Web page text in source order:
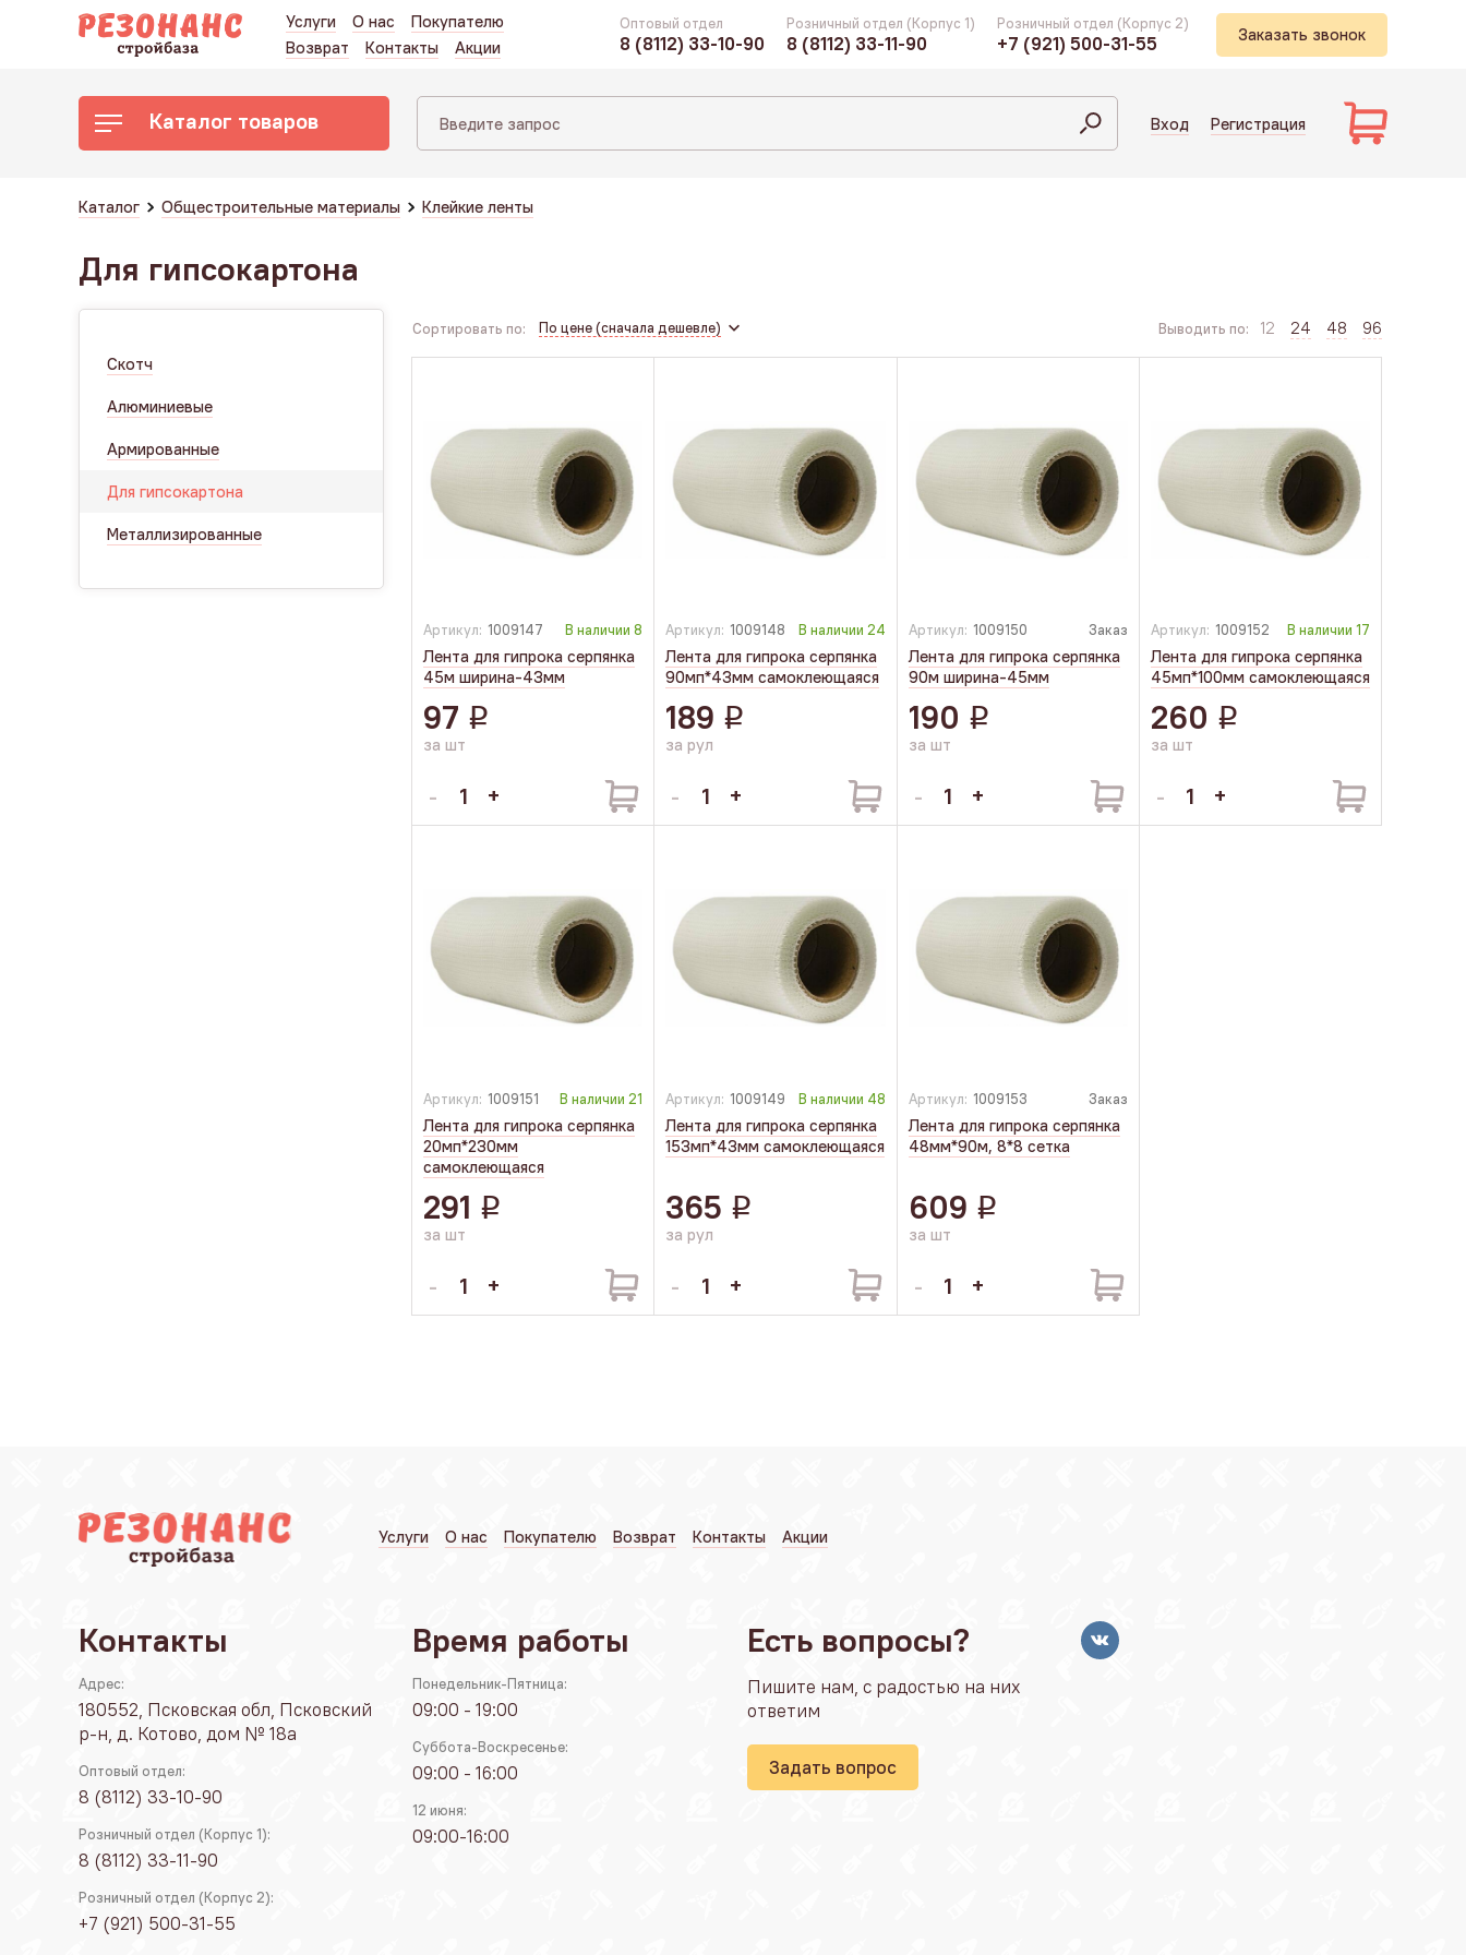
Услуги О нас
Покупателю
Возврат
Контакты Акции
Оптовый отдел
8 (8112) 33-10-90
Розничный отдел (Корпус 1)
8 (8112) 33-11-90
Розничный отдел (Корпус 2)
+7 (921) 500-31-55 Заказать звонок
Каталог товаров Вход Регистрация
Каталог Общестроительные материалы Клейкие ленты
Для гипсокартона
Скотч
Алюминиевые
Армированные
Для гипсокартона
Металлизированные
Сортировать по: По цене (сначала дешевле) Выводить по: 12 24 48 96
Артикул: 1009147 В наличии8
Лента для гипрока серпянка
45м ширина-43мм
97 q
за шт
Артикул: 1009148 В наличии 24
Лента для гипрока серпянка
90мп*43мм самоклеющаяся
189 q
за рул
Артикул: 1009150 Заказ
Лента для гипрока серпянка
90м ширина-45мм
190 q
за шт
Артикул: 1009152 В наличии 17
Лента для гипрока серпянка
45мп*100мм самоклеющаяся
260 q
за шт
Артикул: 1009151 В наличии21
Лента для гипрока серпянка
20мп*230мм
самоклеющаяся
291 q
за шт
Артикул: 1009149 В наличии 48
Лента для гипрока серпянка
153мп*43мм самоклеющаяся
365 q
за рул
Артикул: 1009153 Заказ
Лента для гипрока серпянка
48мм*90м, 8*8 сетка
609 q
за шт
Услуги О нас Покупателю Возврат Контакты Акции
Контакты
Адрес:
180552, Псковская обл, Псковский
р-н, д. Котово, дом № 18а
Оптовый отдел:
8 (8112) 33-10-90
Розничный отдел (Корпус 1):
8 (8112) 33-11-90
Розничный отдел (Корпус 2):
+7 (921) 500-31-55
Время работы
Понедельник-Пятница:
09:00 - 19:00
Суббота-Воскресенье:
09:00 - 16:00
12 июня:
09:00-16:00
Есть вопросы?
Пишите нам, с радостью на них
ответим
Задать вопрос